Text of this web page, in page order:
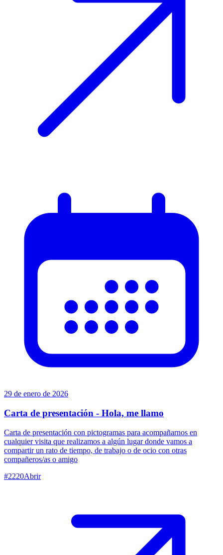
29 de enero de 2026
Carta de presentación - Hola, me llamo
Carta de presentación con pictogramas para acompañarnos en
cualquier visita que realizamos a algún lugar donde vamos a
compartir un rato de tiempo, de trabajo o de ocio con otras
compañeros/as o amigo
#2220Abrir